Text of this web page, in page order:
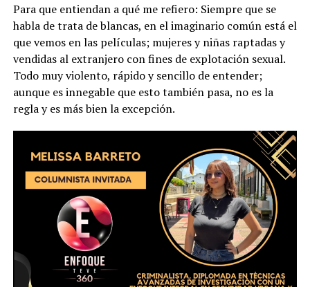
Para que entiendan a qué me refiero: Siempre que se
habla de trata de blancas, en el imaginario común está el
que vemos en las películas; mujeres y niñas raptadas y
vendidas al extranjero con fines de explotación sexual.
Todo muy violento, rápido y sencillo de entender;
aunque es innegable que esto también pasa, no es la
regla y es más bien la excepción.